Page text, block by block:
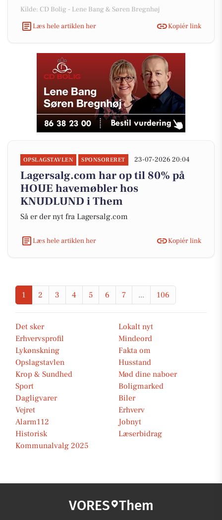
Kilde: CD Bolig - Lene Bang & Søren Bregnhøj
Læs hele artiklen her
Kopiér link
OPSLAGSTAVLEN SPONSORERET 23-07-2026 20:04
Lagersalg.com har op til 80% på
HOUE havemøbler hos
KNUDLUND i Them
Så er der nyt fra Lagersalg.com
Læs hele artiklen her Kopiér link
1 2 3 4 5 6 7 ... 106
Det sker
Lokalt nyt
Erhvervsprofil
Mindeord
Lykønskning
Fakta om
Opslagstavlen
Husstand
Krop & Sundhed
Mød dine naboer
Sport
Boligmarked
Dagligvarer
Biler
Vejret
Erhverv
Alarm112
Jobnyt
Historisk
Læserbidrag
Kommunalvalg 2025
VORES Them